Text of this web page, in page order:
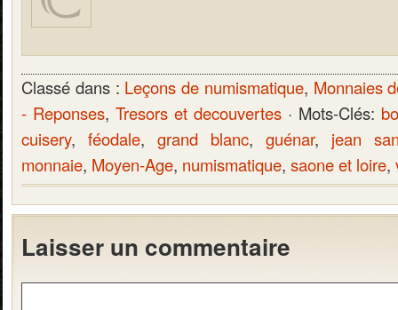
Classé dans : Leçons de numismatique, Monnaies
- Reponses, Tresors et decouvertes · Mots-Clés:
cuisery, féodale, grand blanc, guénar, jean
monnaie, Moyen-Age, numismatique, saone et loire,
Laisser un commentaire